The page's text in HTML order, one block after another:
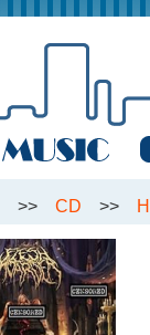
>> CD >>